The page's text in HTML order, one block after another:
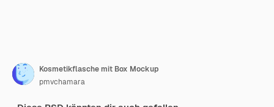
Kosmetikflasche mit Box Mockup
pmvchamara